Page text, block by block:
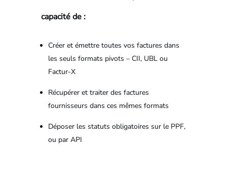
capacité de :
Créer et émettre toutes vos factures dans
les seuls formats pivots – CII, UBL ou
Factur-X
Récupérer et traiter des factures
fournisseurs dans ces mêmes formats
Déposer les statuts obligatoires sur le PPF,
ou par API